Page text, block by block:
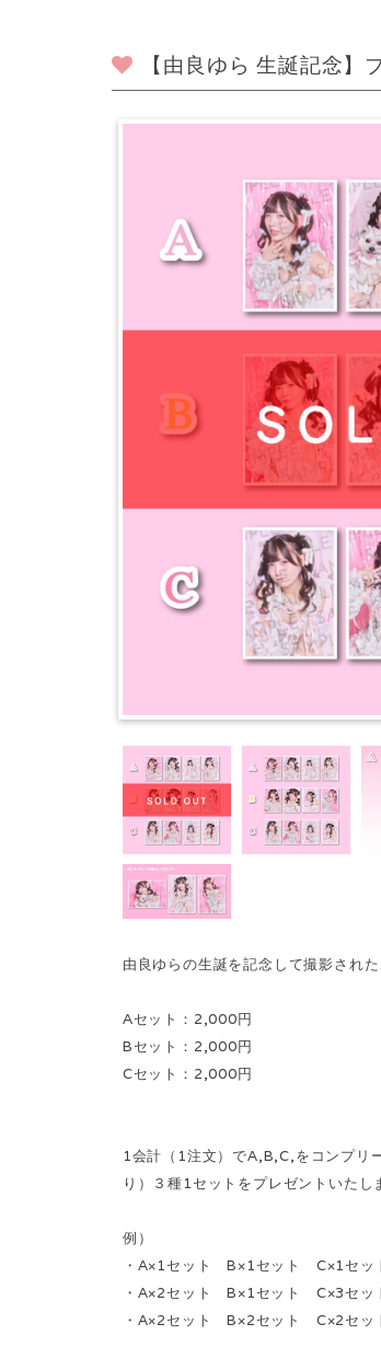
【由良ゆら 生誕記念
由良ゆらの生誕を記念して撮影され
Aセット：2,000円
Bセット：2,000円
Cセット：2,000円
1会計（1注文）でA,B,C,をコンプリ
り）３種1セットをプレゼントいたし
例）
・A×1セット B×1セット C×1セッ
・A×2セット B×1セット C×3セッ
・A×2セット B×2セット C×2セッ